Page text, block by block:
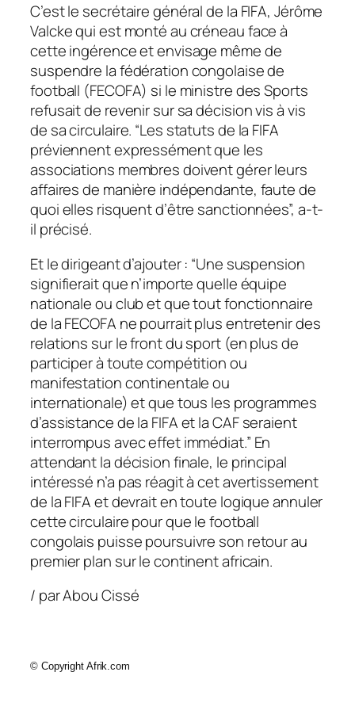
C’est le secrétaire général de la FIFA, Jérôme
Valcke qui est monté au créneau face à
cette ingérence et envisage même de
suspendre la fédération congolaise de
football (FECOFA) si le ministre des Sports
refusait de revenir sur sa décision vis à vis
de sa circulaire. “Les statuts de la FIFA
préviennent expressément que les
associations membres doivent gérer leurs
affaires de manière indépendante, faute de
quoi elles risquent d’être sanctionnées”, a-t-
il précisé.
Et le dirigeant d’ajouter : “Une suspension
signifierait que n’importe quelle équipe
nationale ou club et que tout fonctionnaire
de la FECOFA ne pourrait plus entretenir des
relations sur le front du sport (en plus de
participer à toute compétition ou
manifestation continentale ou
internationale) et que tous les programmes
d’assistance de la FIFA et la CAF seraient
interrompus avec effet immédiat.” En
attendant la décision finale, le principal
intéressé n’a pas réagit à cet avertissement
de la FIFA et devrait en toute logique annuler
cette circulaire pour que le football
congolais puisse poursuivre son retour au
premier plan sur le continent africain.
/ par Abou Cissé
© Copyright Afrik.com